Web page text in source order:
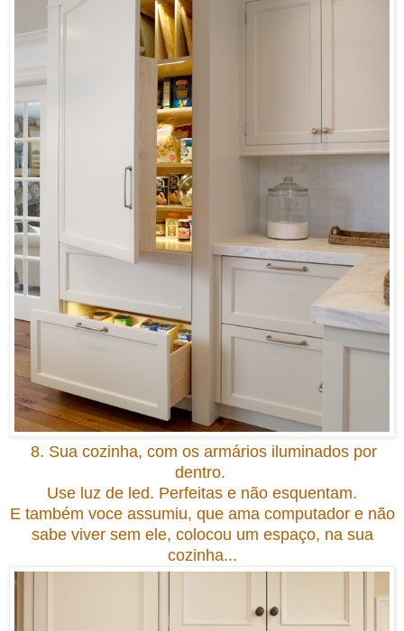
8. Sua cozinha, com os armários iluminados por
dentro.
Use luz de led. Perfeitas e não esquentam.
E também voce assumiu, que ama computador e não
sabe viver sem ele, colocou um espaço, na sua
cozinha...